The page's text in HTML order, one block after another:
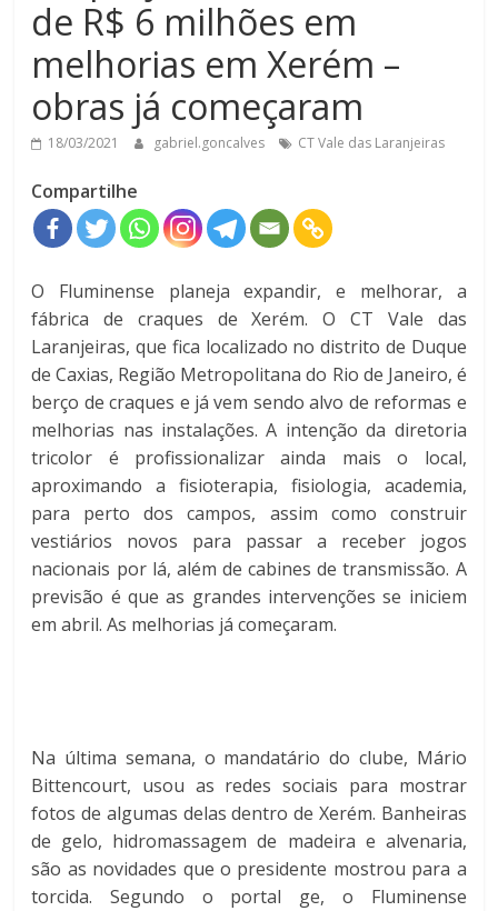
de R$ 6 milhões em
melhorias em Xerém –
obras já começaram
18/03/2021 gabriel.goncalves CT Vale das Laranjeiras
Compartilhe
O Fluminense planeja expandir, e melhorar, a
fábrica de craques de Xerém. O CT Vale das
Laranjeiras, que fica localizado no distrito de Duque
de Caxias, Região Metropolitana do Rio de Janeiro, é
berço de craques e já vem sendo alvo de reformas e
melhorias nas instalações. A intenção da diretoria
tricolor é profissionalizar ainda mais o local,
aproximando a fisioterapia, fisiologia, academia,
para perto dos campos, assim como construir
vestiários novos para passar a receber jogos
nacionais por lá, além de cabines de transmissão. A
previsão é que as grandes intervenções se iniciem
em abril. As melhorias já começaram.
Na última semana, o mandatário do clube, Mário
Bittencourt, usou as redes sociais para mostrar
fotos de algumas delas dentro de Xerém. Banheiras
de gelo, hidromassagem de madeira e alvenaria,
são as novidades que o presidente mostrou para a
torcida. Segundo o portal ge, o Fluminense